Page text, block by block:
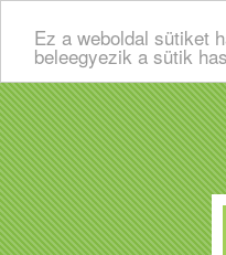
Ez a weboldal sütiket
beleegyezik a sütik